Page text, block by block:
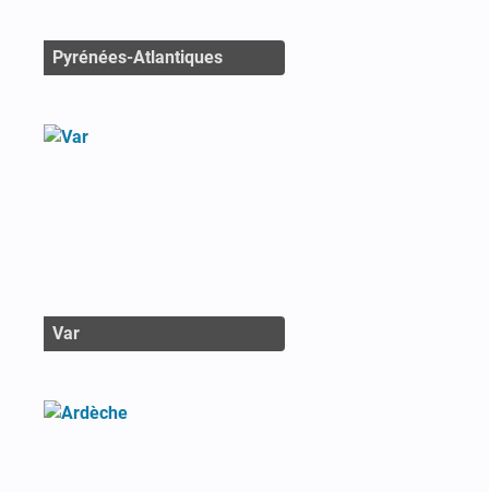
Pyrénées-Atlantiques
Var